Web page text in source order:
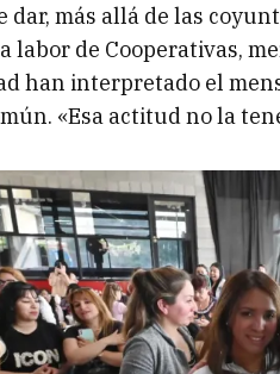
dar, más allá de las
labor de Cooperativas,
han interpretado el
«Esa actitud no la